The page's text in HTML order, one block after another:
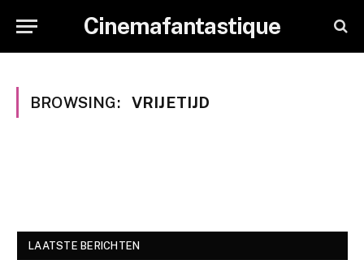
Cinemafantastique
BROWSING: VRIJETIJD
LAATSTE BERICHTEN